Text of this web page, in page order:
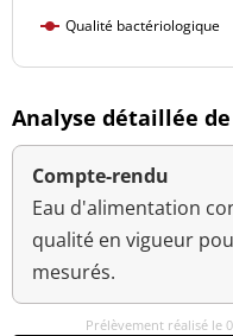
Qualité bactériologique
Analyse détaillée
Compte-rendu
Eau d'alimentation
qualité en vigueur
mesurés.
Prélèvement réalisé le